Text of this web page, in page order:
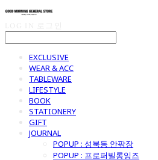
EXCLUSIVE
WEAR & ACC
TABLEWARE
LIFESTYLE
BOOK
STATIONERY
GIFT
JOURNAL
POPUP : 성북동 안팎장
POPUP : 프로퍼빌롱잉즈